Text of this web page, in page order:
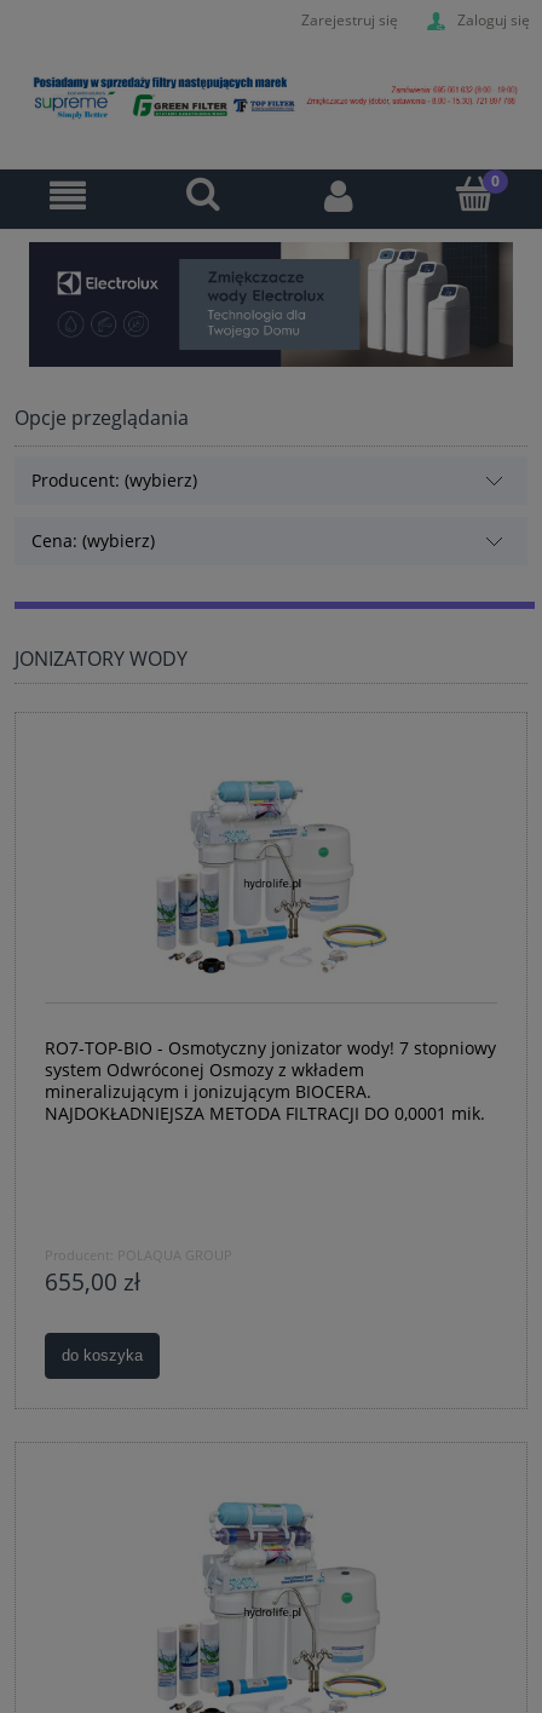
Zarejestruj się Zaloguj się
Opcje przeglądania
Producent: (wybierz)
Cena: (wybierz)
JONIZATORY WODY
RO7-TOP-BIO - Osmotyczny jonizator wody! 7 stopniowy
system Odwróconej Osmozy z wkładem
mineralizującym i jonizującym BIOCERA.
NAJDOKŁADNIEJSZA METODA FILTRACJI DO 0,0001 mik.
Producent: POLAQUA GROUP
655,00 zł
do koszyka